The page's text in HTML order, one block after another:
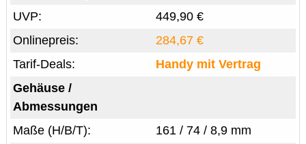
449,90 €
UVP:
284,67 €
Onlinepreis:
Handy mit Vertrag
Tarif-Deals:
Gehäuse /
Abmessungen
161 / 74 / 8,9 mm
Maße (H/B/T):